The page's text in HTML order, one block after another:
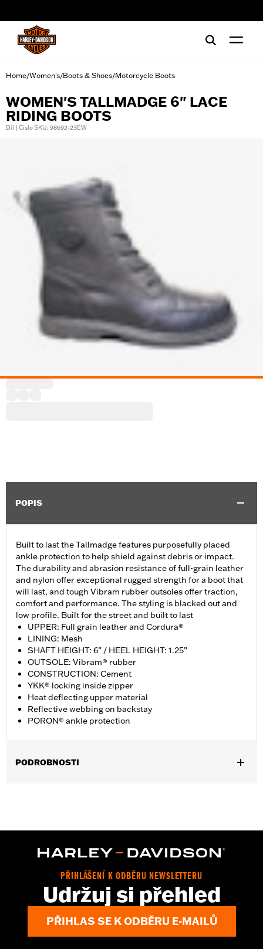
Home/Women's/Boots & Shoes/Motorcycle Boots
WOMEN'S TALLMADGE 6" LACE
RIDING BOOTS
Díl | Číslo SKU: 98692-23EW
POPIS
Built to last the Tallmadge features purposefully placed
ankle protection to help shield against debris or impact.
The durability and abrasion resistance of full-grain leather
and nylon offer exceptional rugged strength for a boot that
will last, and tough Vibram rubber outsoles offer traction,
comfort and performance. The styling is blacked out and
low profile. Built for the street and built to last
UPPER: Full grain leather and Cordura®
LINING: Mesh
SHAFT HEIGHT: 6” / HEEL HEIGHT: 1.25”
OUTSOLE: Vibram® rubber
CONSTRUCTION: Cement
YKK® locking inside zipper
Heat deflecting upper material
Reflective webbing on backstay
PORON® ankle protection
PODROBNOSTI
Origin:Imported
Dimension Description:Shaft Height: 6” / Heel Height: 1.25”
PŘIHLÁŠENÍ K ODBĚRU NEWSLETTERU
Udržuj si přehled
PŘIHLAS SE K ODBĚRU E-MAILŮ